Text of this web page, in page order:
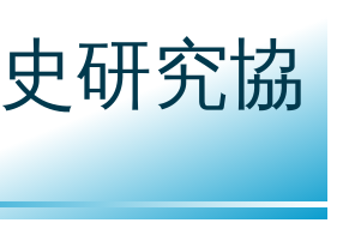
研究協